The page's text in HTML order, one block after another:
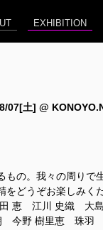
EXHIBITION
07[土] @
の。我々の周りで
どうぞお楽しみく
恵 江川 史織 大
今野 樹里恵 珠